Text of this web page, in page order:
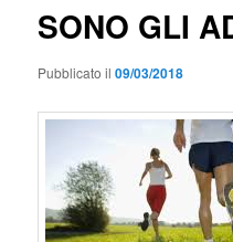
SONO GLI
Pubblicato il09/03/2018